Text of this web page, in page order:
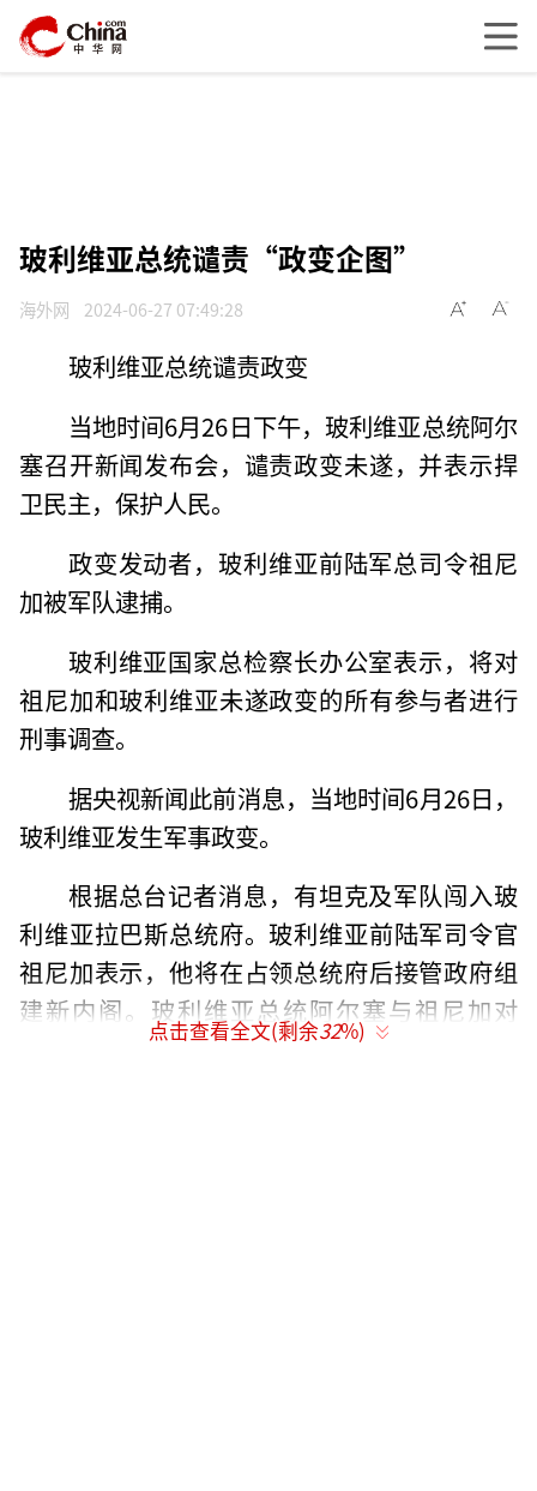
玻利维亚总统谴责“政变企图”
海外网 2024-06-27 07:49:28
玻利维亚总统谴责政变
当地时间6月26日下午，玻利维亚总统阿尔
塞召开新闻发布会，谴责政变未遂，并表示捍
卫民主，保护人民。
政变发动者，玻利维亚前陆军总司令祖尼
加被军队逮捕。
玻利维亚国家总检察长办公室表示，将对
祖尼加和玻利维亚未遂政变的所有参与者进行
刑事调查。
据央视新闻此前消息，当地时间6月26日，
玻利维亚发生军事政变。
根据总台记者消息，有坦克及军队闯入玻
利维亚拉巴斯总统府。玻利维亚前陆军司令官
祖尼加表示，他将在占领总统府后接管政府组
建新内阁。玻利维亚总统阿尔塞与祖尼加对
质，并命令他遣散部队。
点击查看全文(剩余32%)